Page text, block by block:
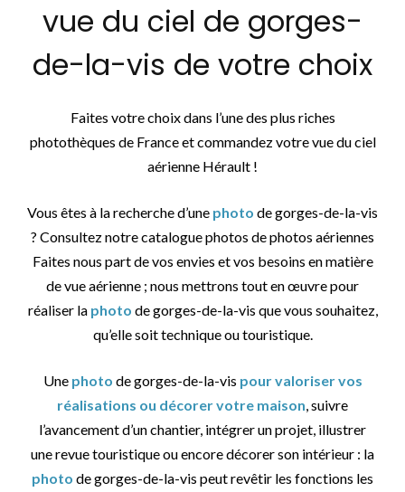
vue du ciel de gorges-
de-la-vis de votre choix
Faites votre choix dans l’une des plus riches
photothèques de France et commandez votre vue du ciel
aérienne Hérault !
Vous êtes à la recherche d’une photo de gorges-de-la-vis
? Consultez notre catalogue photos de photos aériennes
Faites nous part de vos envies et vos besoins en matière
de vue aérienne ; nous mettrons tout en œuvre pour
réaliser la photo de gorges-de-la-vis que vous souhaitez,
qu’elle soit technique ou touristique.
Une photo de gorges-de-la-vis pour valoriser vos
réalisations ou décorer votre maison, suivre
l’avancement d’un chantier, intégrer un projet, illustrer
une revue touristique ou encore décorer son intérieur : la
photo de gorges-de-la-vis peut revêtir les fonctions les